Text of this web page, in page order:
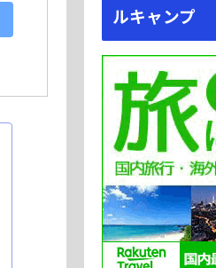
ルキャンプ